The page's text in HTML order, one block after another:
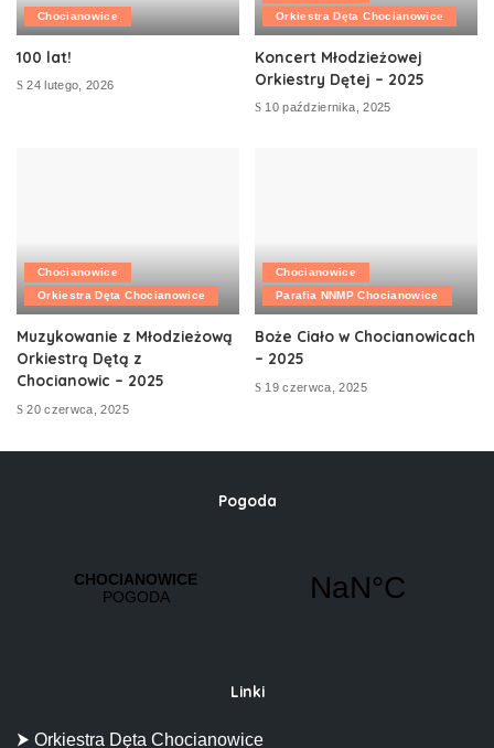
Chocianowice
100 lat!
24 lutego, 2026
Orkiestra Dęta Chocianowice
Koncert Młodzieżowej
Orkiestry Dętej – 2025
10 października, 2025
Chocianowice
Orkiestra Dęta Chocianowice
Muzykowanie z Młodzieżową
Orkiestrą Dętą z
Chocianowic – 2025
20 czerwca, 2025
Chocianowice
Parafia NNMP Chocianowice
Boże Ciało w Chocianowicach
– 2025
19 czerwca, 2025
Pogoda
Linki
⮞ Orkiestra Dęta Chocianowice